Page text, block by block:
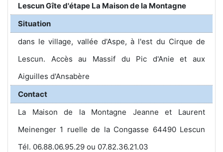
Lescun Gîte d'étape La Maison de la Montagne
Situation
dans le village, vallée d'Aspe, à l'est du Cirque de
Lescun. Accès au Massif du Pic d'Anie et aux
Aiguilles d'Ansabère
Contact
La Maison de la Montagne Jeanne et Laurent
Meinenger 1 ruelle de la Congasse 64490 Lescun
Tél. 06.88.06.95.29 ou 07.82.36.21.03